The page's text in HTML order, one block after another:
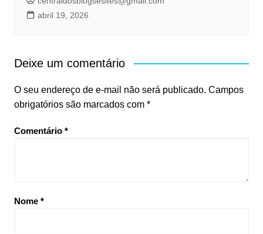
abril 19, 2026
Deixe um comentário
O seu endereço de e-mail não será publicado. Campos
obrigatórios são marcados com *
Comentário *
Nome *